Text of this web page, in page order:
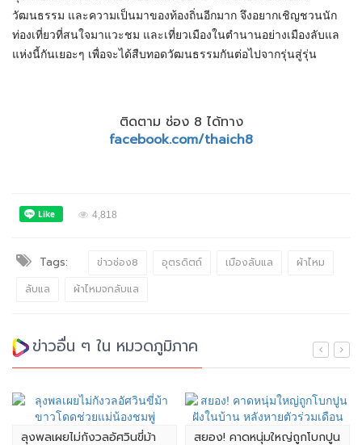
วัฒนธรรม และความเป็นมาของท้องถิ่นอีกมาก จึงอยากเชิญชวนนัก
ท่องเที่ยวที่สนใจมาแวะชม และเที่ยวเมืองในตำนานอย่างเมืองลับแล
แห่งนี้กันเยอะๆ เพื่อจะได้สืบทอดวัฒนธรรมกันต่อไปจากรุ่นสู่รุ่น
ติดตาม ช่อง 8 ได้ทาง
facebook.com/thaich8
4,818
Tags: ข่าวช่อง8 อุตรดิตถ์ เมืองลับแล
ผ้าไหม
ลับแล
ผ้าไหมจกลับแล
ข่าวอื่น ๆ ใน หมวดภูมิภาค
ลุงพลเผยไม่กังวลอัศวินขี่ม้า
สยอง! คาดหนุ่มใหญ่ถูกโบกปูน